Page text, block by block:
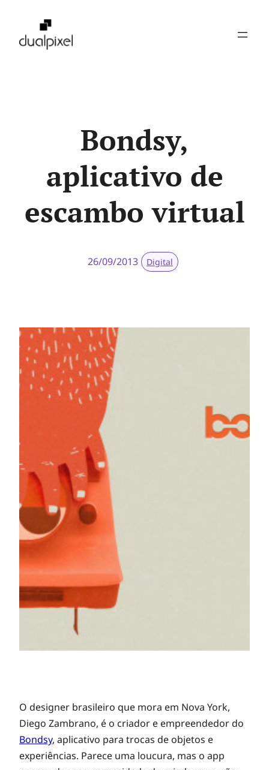
Bondsy,
aplicativo de
escambo virtual
26/09/2013 Digital
B
o
O designer brasileiro que mora em Nova York,
Diego Zambrano, é o criador e empreendedor do
Bondsy, aplicativo para trocas de objetos e
experiências. Parece uma loucura, mas o app